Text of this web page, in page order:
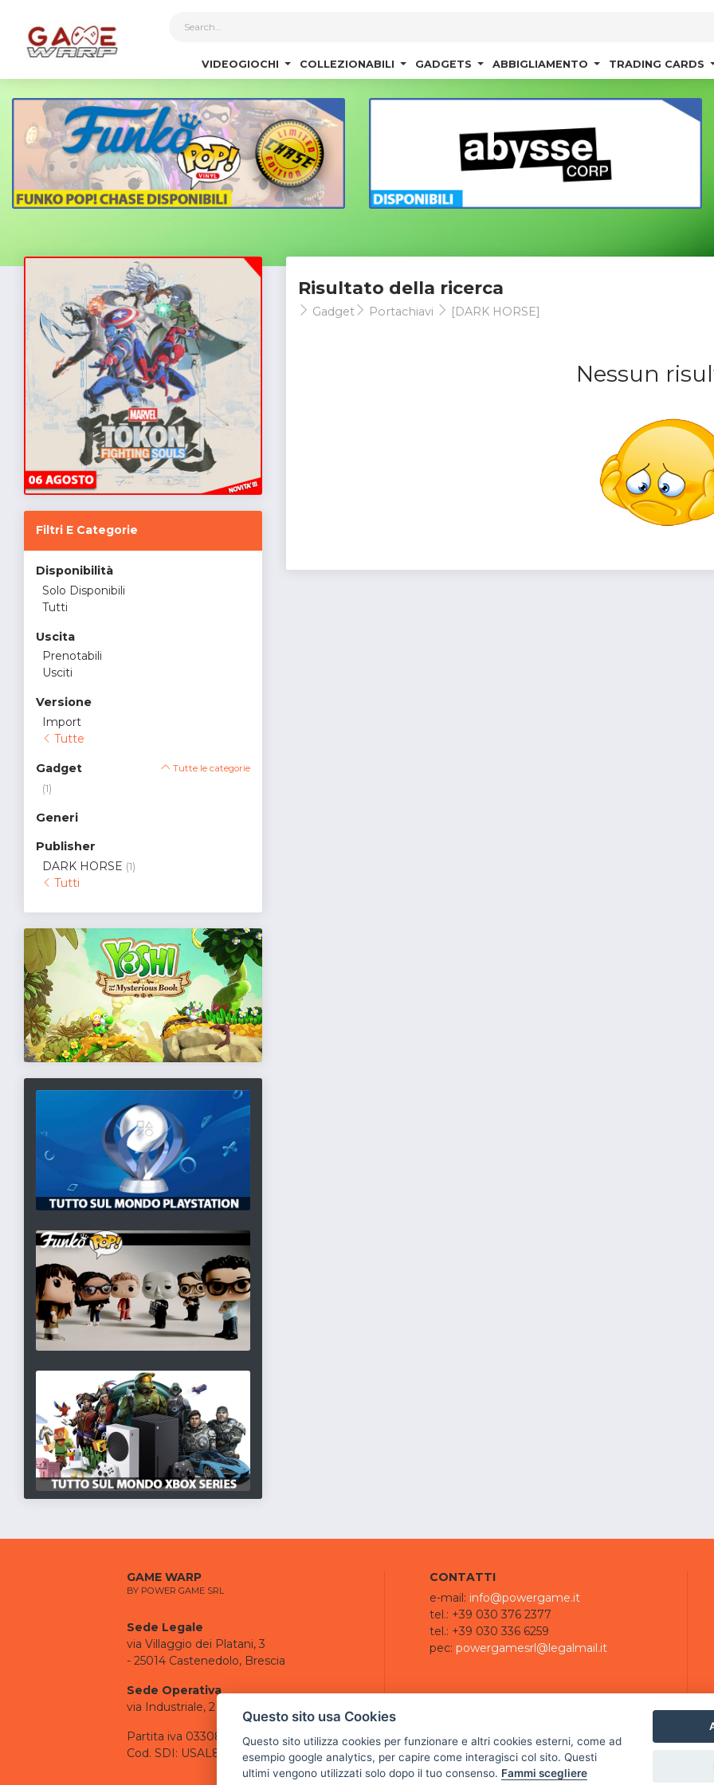
VIDEOGIOCHI COLLEZIONABILI GADGETS ABBIGLIAMENTO TRADING CARDS
Filtri E Categorie
Disponibilità
Solo Disponibili
Tutti
Uscita
Prenotabili
Usciti
Versione
Import
Tutte
Gadget Tutte le categorie
(1)
Generi
Publisher
DARK HORSE (1)
Tutti
Risultato della ricerca
Gadget Portachiavi [DARK HORSE]
Nessun
GAME WARP
BY POWER GAME SRL
Sede Legale
via Villaggio dei Platani, 3
- 25014 Castenedolo, Brescia
Sede Operativa
via Industriale, 2 - 25082 Botticino, BS
Partita iva 03308130982
Cod. SDI: USAL8PV
CONTATTI
e-mail: info@powergame.it
tel.: +39 030 376 2377
tel.: +39 030 336 6259
pec: powergamesrl@legalmail.it
Questo sito usa Cookies
Questo sito utilizza cookies per funzionare e altri cookies esterni, come ad
esempio google analytics, per capire come interagisci col sito. Questi
ultimi vengono utilizzati solo dopo il tuo consenso. Fammi scegliere